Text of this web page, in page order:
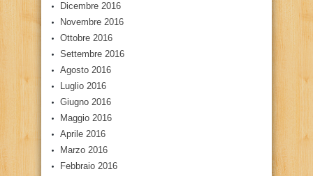
Dicembre 2016
Novembre 2016
Ottobre 2016
Settembre 2016
Agosto 2016
Luglio 2016
Giugno 2016
Maggio 2016
Aprile 2016
Marzo 2016
Febbraio 2016